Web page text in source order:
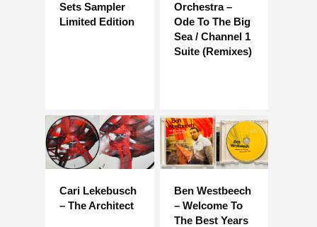
Sets Sampler
Limited Edition
Orchestra –
Ode To The Big
Sea / Channel 1
Suite (Remixes)
Cari Lekebusch
– The Architect
Ben Westbeech
– Welcome To
The Best Years